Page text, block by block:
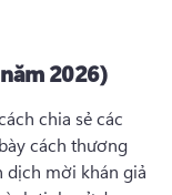
2026)
chia sẻ các
cách thương
dịch mời khán giả